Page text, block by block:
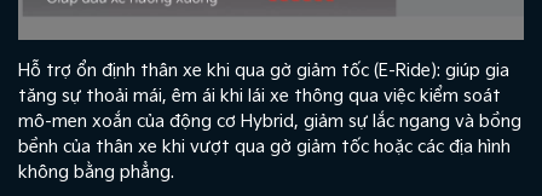
Hỗ trợ ổn định thân xe khi qua gờ giảm tốc (E-Ride): giúp gia
tăng sự thoải mái, êm ái khi lái xe thông qua việc kiểm soát
mô-men xoắn của động cơ Hybrid, giảm sự lắc ngang và bồng
bềnh của thân xe khi vượt qua gờ giảm tốc hoặc các địa hình
không bằng phẳng.